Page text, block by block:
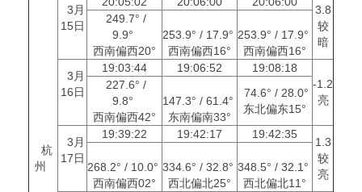
杭
州
3月
15日
3.8
较
暗
249.7° /
9.9°
西南偏西20°
253.9° / 17.9°
西南偏西16°
253.9° / 17.9°
西南偏西16°
3月
16日
19:03:44 19:06:52
19:08:18
-1.2
亮
227.6° /
9.8°
西南偏西42°
147.3° / 61.4°
东南偏南33°
74.6° / 28.0°
东北偏东15°
3月
17日
19:39:22 19:42:17 19:42:35
1.3
较
亮
268.2° / 10.0°
西南偏西02°
334.6° / 32.8°
西北偏北25°
348.5° / 32.1°
西北偏北11°